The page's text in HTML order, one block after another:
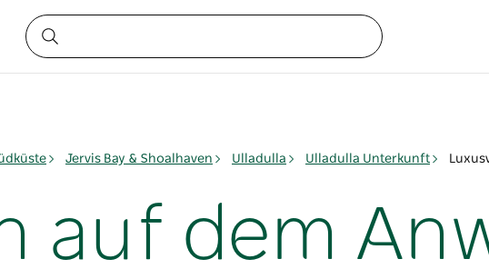
Jervis Bay & Shoalhaven Ulladulla Ulladulla Unterkunft
auf dem